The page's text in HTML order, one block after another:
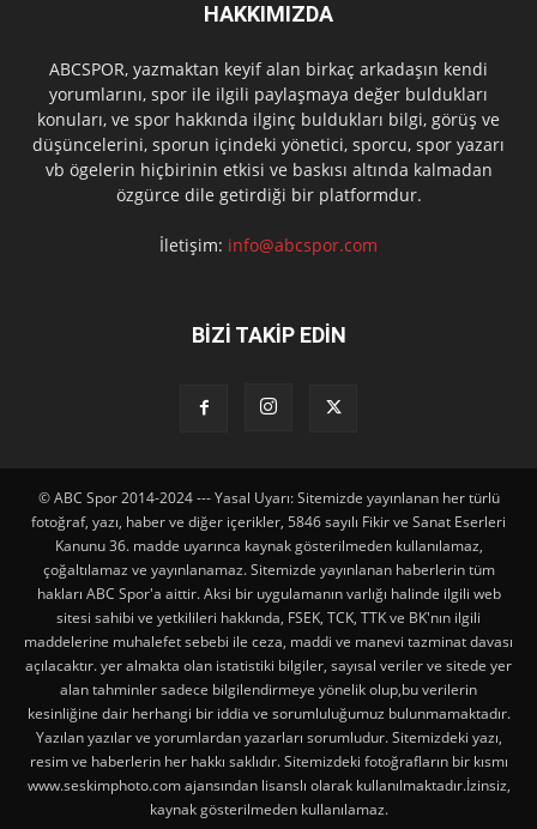
HAKKIMIZDA
ABCSPOR, yazmaktan keyif alan birkaç arkadaşın kendi
yorumlarını, spor ile ilgili paylaşmaya değer buldukları
konuları, ve spor hakkında ilginç buldukları bilgi, görüş ve
düşüncelerini, sporun içindeki yönetici, sporcu, spor yazarı
vb ögelerin hiçbirinin etkisi ve baskısı altında kalmadan
özgürce dile getirdiği bir platformdur.
İletişim: info@abcspor.com
BİZİ TAKİP EDİN
© ABC Spor 2014-2024 --- Yasal Uyarı: Sitemizde yayınlanan her türlü
fotoğraf, yazı, haber ve diğer içerikler, 5846 sayılı Fikir ve Sanat Eserleri
Kanunu 36. madde uyarınca kaynak gösterilmeden kullanılamaz,
çoğaltılamaz ve yayınlanamaz. Sitemizde yayınlanan haberlerin tüm
hakları ABC Spor'a aittir. Aksi bir uygulamanın varlığı halinde ilgili web
sitesi sahibi ve yetkilileri hakkında, FSEK, TCK, TTK ve BK'nın ilgili
maddelerine muhalefet sebebi ile ceza, maddi ve manevi tazminat davası
açılacaktır. yer almakta olan istatistiki bilgiler, sayısal veriler ve sitede yer
alan tahminler sadece bilgilendirmeye yönelik olup,bu verilerin
kesinliğine dair herhangi bir iddia ve sorumluluğumuz bulunmamaktadır.
Yazılan yazılar ve yorumlardan yazarları sorumludur. Sitemizdeki yazı,
resim ve haberlerin her hakkı saklıdır. Sitemizdeki fotoğrafların bir kısmı
www.seskimphoto.com ajansından lisanslı olarak kullanılmaktadır.İzinsiz,
kaynak gösterilmeden kullanılamaz.